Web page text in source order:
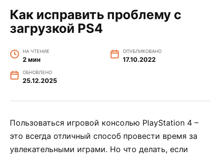
Как исправить проблему с
загрузкой PS4
НА ЧТЕНИЕ
2 мин
ОПУБЛИКОВАНО
17.10.2022
ОБНОВЛЕНО
25.12.2025
Пользоваться игровой консолью PlayStation 4 –
это всегда отличный способ провести время за
увлекательными играми. Но что делать, если